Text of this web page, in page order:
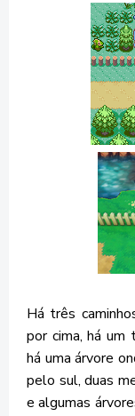
Há três
por cima, há um
há uma árvore
pelo sul, duas
e algumas